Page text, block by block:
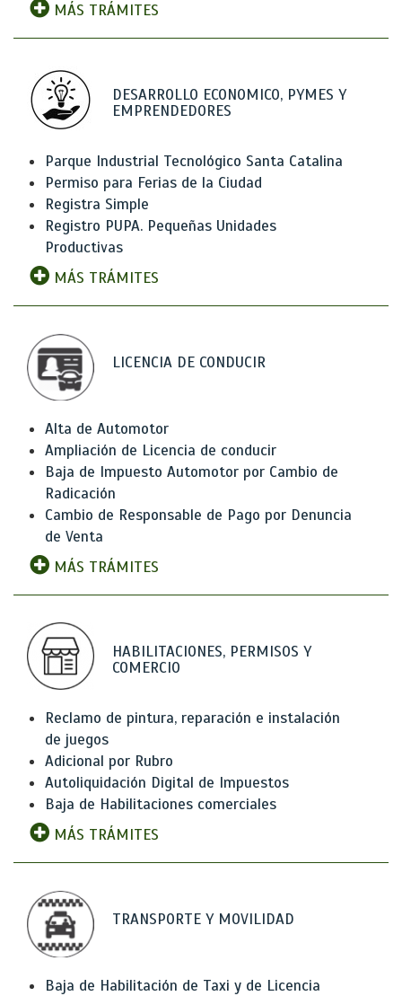
MÁS TRÁMITES
DESARROLLO ECONOMICO, PYMES Y
EMPRENDEDORES
Parque Industrial Tecnológico Santa Catalina
Permiso para Ferias de la Ciudad
Registra Simple
Registro PUPA. Pequeñas Unidades
Productivas
MÁS TRÁMITES
LICENCIA DE CONDUCIR
Alta de Automotor
Ampliación de Licencia de conducir
Baja de Impuesto Automotor por Cambio de
Radicación
Cambio de Responsable de Pago por Denuncia
de Venta
MÁS TRÁMITES
HABILITACIONES, PERMISOS Y
COMERCIO
Reclamo de pintura, reparación e instalación
de juegos
Adicional por Rubro
Autoliquidación Digital de Impuestos
Baja de Habilitaciones comerciales
MÁS TRÁMITES
TRANSPORTE Y MOVILIDAD
Baja de Habilitación de Taxi y de Licencia